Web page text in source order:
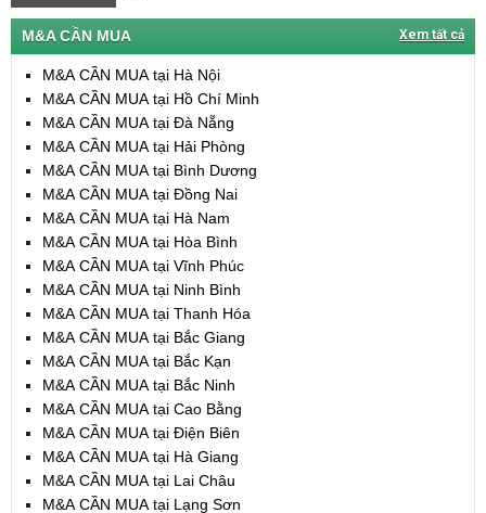
M&A CẦN MUA Xem tất cả
M&A CẦN MUA tại Hà Nội
M&A CẦN MUA tại Hồ Chí Minh
M&A CẦN MUA tại Đà Nẵng
M&A CẦN MUA tại Hải Phòng
M&A CẦN MUA tại Bình Dương
M&A CẦN MUA tại Đồng Nai
M&A CẦN MUA tại Hà Nam
M&A CẦN MUA tại Hòa Bình
M&A CẦN MUA tại Vĩnh Phúc
M&A CẦN MUA tại Ninh Bình
M&A CẦN MUA tại Thanh Hóa
M&A CẦN MUA tại Bắc Giang
M&A CẦN MUA tại Bắc Kạn
M&A CẦN MUA tại Bắc Ninh
M&A CẦN MUA tại Cao Bằng
M&A CẦN MUA tại Điện Biên
M&A CẦN MUA tại Hà Giang
M&A CẦN MUA tại Lai Châu
M&A CẦN MUA tại Lạng Sơn